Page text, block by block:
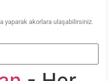
yaparak akorlara ulaşabilirsiniz.